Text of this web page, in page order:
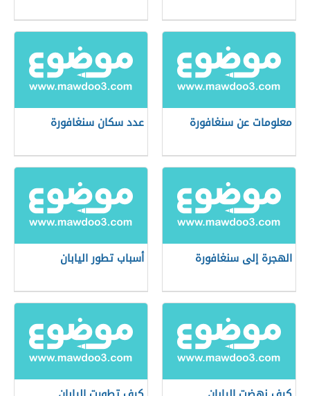
معلومات عن سنغافورة عدد سكان سنغافورة
الهجرة إلى سنغافورة أسباب تطور اليابان